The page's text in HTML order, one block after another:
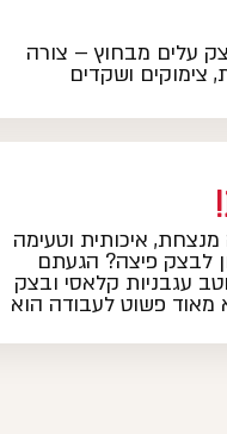
עלים מבחוץ – צורה
צימוקים ושקדים
איכותית וטעימה
לבצק פיצה? הגעתם
עגבניות קלאסי ובצק
מאוד פשוט לעבודה הוא